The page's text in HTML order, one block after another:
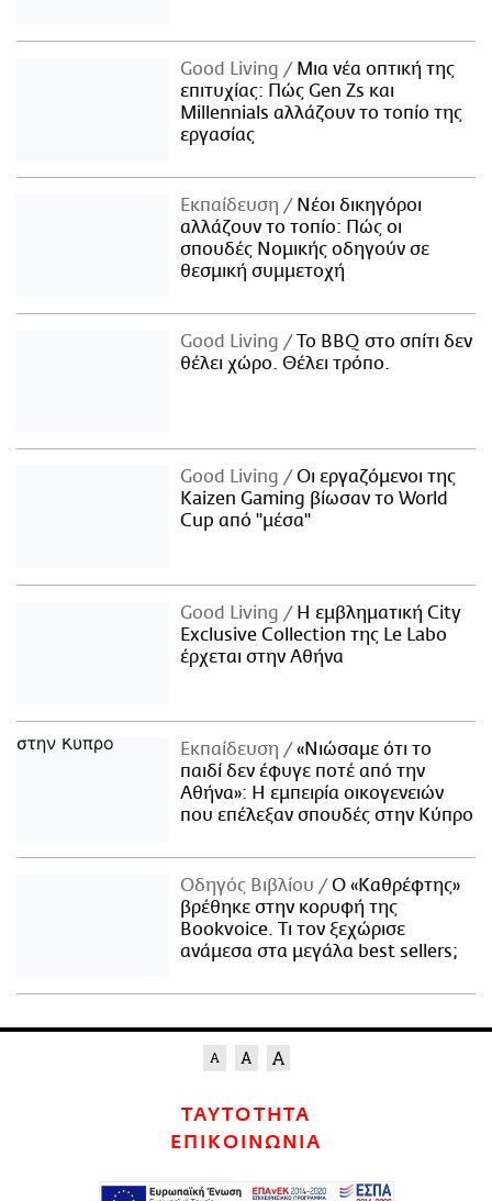
Good Living
Μια νέα οπτική της
επιτυχίας: Πώς Gen Zs και
Millennials αλλάζουν το τοπίο της
εργασίας
Εκπαίδευση
Νέοι δικηγόροι
αλλάζουν το τοπίο: Πώς οι
σπουδές Νομικής οδηγούν σε
θεσμική συμμετοχή
Good Living
Το BBQ στο σπίτι δεν
θέλει χώρο. Θέλει τρόπο.
Good Living
Οι εργαζόμενοι της
Kaizen Gaming βίωσαν το World
Cup από "μέσα"
Good Living
Η εμβληματική City
Exclusive Collection της Le Labo
έρχεται στην Αθήνα
Εκπαίδευση
«Νιώσαμε ότι το
παιδί δεν έφυγε ποτέ από την
Αθήνα»: Η εμπειρία οικογενειών
που επέλεξαν σπουδές στην Κύπρο
Οδηγός Βιβλίου
Ο «Καθρέφτης»
βρέθηκε στην κορυφή της
Bookvoice. Τι τον ξεχώρισε
ανάμεσα στα μεγάλα best sellers;
ΤΑΥΤΟΤΗΤΑ
ΕΠΙΚΟΙΝΩΝΙΑ